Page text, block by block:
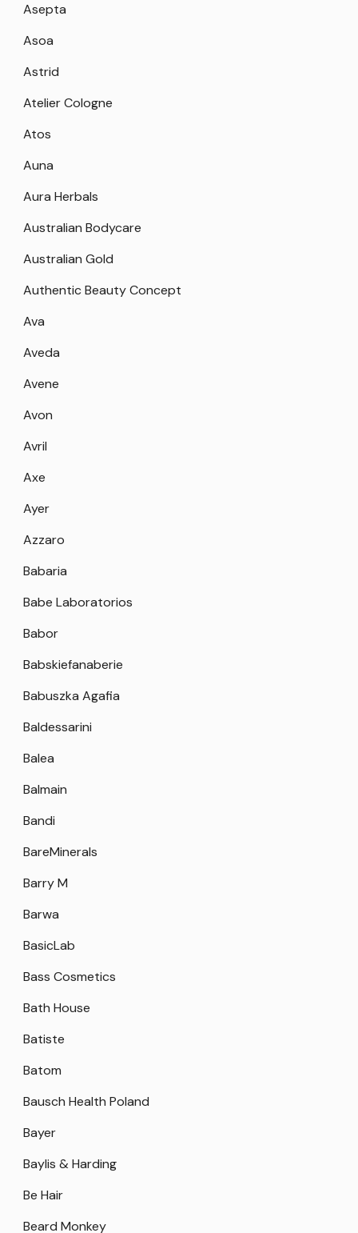
Asepta
Asoa
Astrid
Atelier Cologne
Atos
Auna
Aura Herbals
Australian Bodycare
Australian Gold
Authentic Beauty Concept
Ava
Aveda
Avene
Avon
Avril
Axe
Ayer
Azzaro
Babaria
Babe Laboratorios
Babor
Babskiefanaberie
Babuszka Agafia
Baldessarini
Balea
Balmain
Bandi
BareMinerals
Barry M
Barwa
BasicLab
Bass Cosmetics
Bath House
Batiste
Batom
Bausch Health Poland
Bayer
Baylis & Harding
Be Hair
Beard Monkey